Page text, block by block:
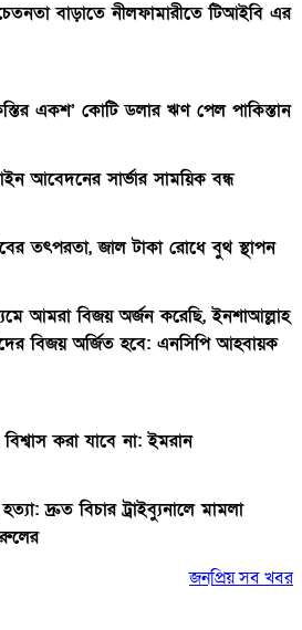
বাড়াতে নীলফামারীতে টিআইবি এর
একশ’ কোটি ডলার ঋণ পেল পাকিস্তান
আবেদনের সার্ভার সাময়িক বন্ধ
তৎপরতা, জাল টাকা রোধে বুথ স্থাপন
আমরা বিজয় অর্জন করেছি, ইনশাআল্লাহ
বিজয় অর্জিত হবে: এনসিপি আহবায়ক
করা যাবে না: ইমরান
দ্রুত বিচার ট্রাইব্যুনালে মামলা
জনপ্রিয় সব খবর